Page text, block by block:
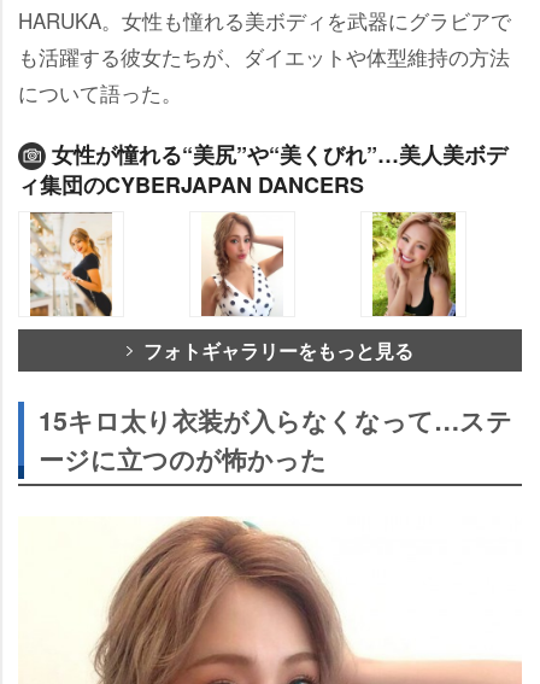
HARUKA。女性も憧れる美ボディを武器にグラビアで
も活躍する彼女たちが、ダイエットや体型維持の方法
について語った。
女性が憧れる“美尻”や“美くびれ”…美人美ボデ
ィ集団のCYBERJAPAN DANCERS
フォトギャラリーをもっと見る
15キロ太り衣装が入らなくなって…ステ
ージに立つのが怖かった